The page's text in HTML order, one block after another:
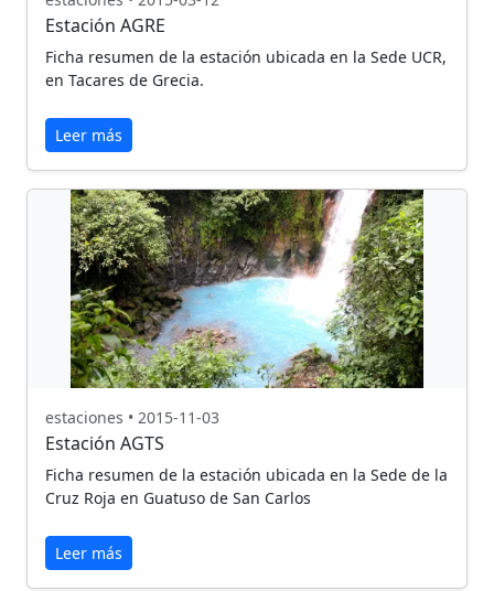
Estación AGRE
Ficha resumen de la estación ubicada en la Sede UCR,
en Tacares de Grecia.
Leer más
estaciones • 2015-11-03
Estación AGTS
Ficha resumen de la estación ubicada en la Sede de la
Cruz Roja en Guatuso de San Carlos
Leer más